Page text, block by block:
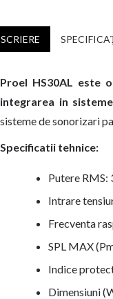
Proel HS30AL este
integrarea in
sisteme de sonorizari
Specificatii tehnice:
Putere
Intrare
Frecventa
SPL MAX
Indice
Dimensiuni